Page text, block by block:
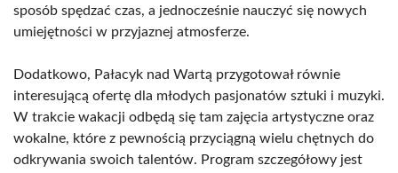
sposób spędzać czas, a jednocześnie nauczyć się nowych
umiejętności w przyjaznej atmosferze.
Dodatkowo, Pałacyk nad Wartą przygotował równie
interesującą ofertę dla młodych pasjonatów sztuki i muzyki.
W trakcie wakacji odbędą się tam zajęcia artystyczne oraz
wokalne, które z pewnością przyciągną wielu chętnych do
odkrywania swoich talentów. Program szczegółowy jest